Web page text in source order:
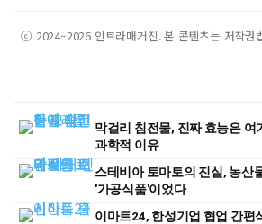
ⓒ 2024–2026 인트라매거진. 본 콘텐츠는 저작권
막걸리 침전물, 진짜 효능은
과학적 이유
스테비아 토마토의 진실, 농산
'가공식품'이었다
이마트24, 한성기업 협업 간편